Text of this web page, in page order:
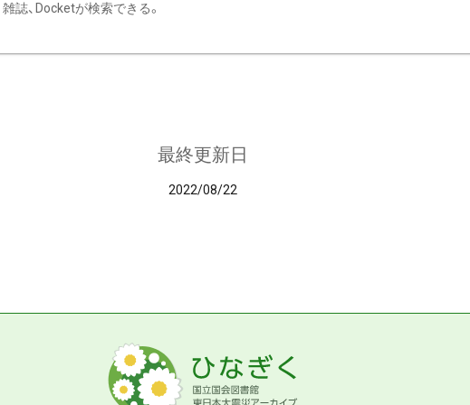
雑誌、Docketが検索できる。
最終更新日
2022/08/22